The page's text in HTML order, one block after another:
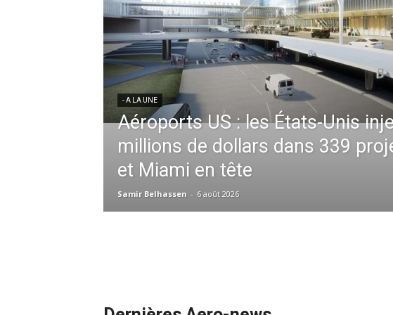
- A LA UNE
Météo aéronautique 2026 : De
l’anticipation absolue, comment
redéfinit les opérations en plein
Samir Belhassen - 24 juillet 2026